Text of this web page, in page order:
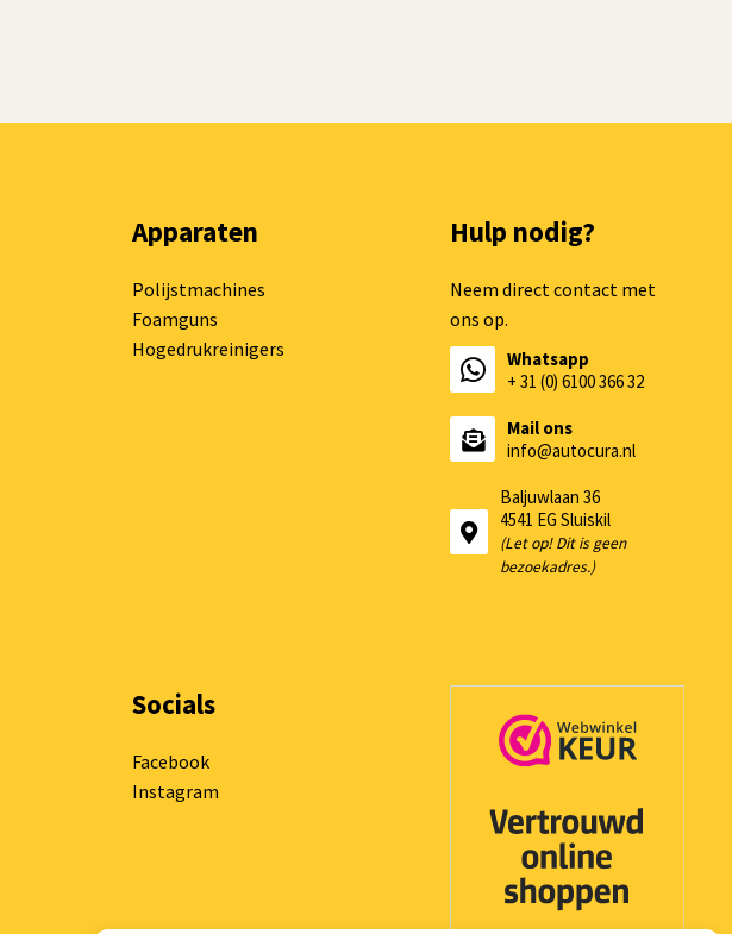
Apparaten
Polijstmachines
Foamguns
Hogedrukreinigers
Hulp nodig?
Neem direct contact met
ons op.
Whatsapp
+ 31 (0) 6100 366 32
Mail ons
info@autocura.nl
Baljuwlaan 36
4541 EG Sluiskil
(Let op! Dit is geen
bezoekadres.)
Socials
Facebook
Instagram